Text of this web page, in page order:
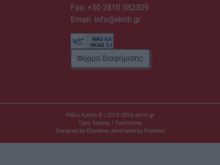
Fax: +30 2810 382309
Email: info@ekriti.gr
Φόρμα διαφήμισης
Ράδιο Κρήτη © | 2013 -2026 ekriti.gr
Όροι Χρήσης | Ταυτότητα
Designed by Cloudevo, developed by Pixelthis